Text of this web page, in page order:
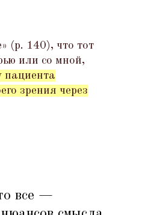
(p. 140), что тот
или со мной,
пациента
зрения через
все —